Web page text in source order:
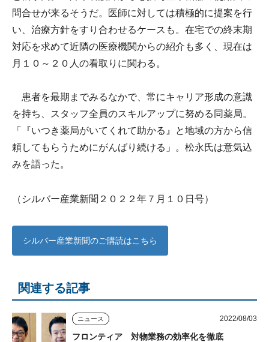
問合せが来るそうだ。医師に対しては積極的に提案を行
い、治療方針をすり合わせるケースも。在宅での終末期
対応を求めて近隣の医療機関からの紹介も多く、現在は
月１０～２０人の看取りに関わる。
患者を最期までみるなかで、常にキャリア形成の意識
を持ち、スタッフ全員のスキルアップに努める同薬局。
「『いつき薬局がいてくれて助かる』と地域の方から信
頼してもらうためにがんばり続ける」。松永氏は意気込
みを語った。
（シルバー産業新聞２０２２年７月１０日号）
シルバー産業新聞のご購読はこちら
関連する記事
ニュース 2022/08/03
フロンティア 対物業務の効率化を徹底